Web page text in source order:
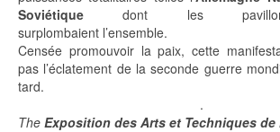
Soviétique dont les
surplombaient l’ensemble.
Censée promouvoir la paix, cette
pas l’éclatement de la seconde guerre
tard.
.
The Exposition des Arts et Techniques de